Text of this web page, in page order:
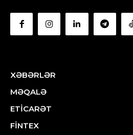
XƏBƏRLƏR
MƏQALƏ
ETİCARƏT
FİNTEX